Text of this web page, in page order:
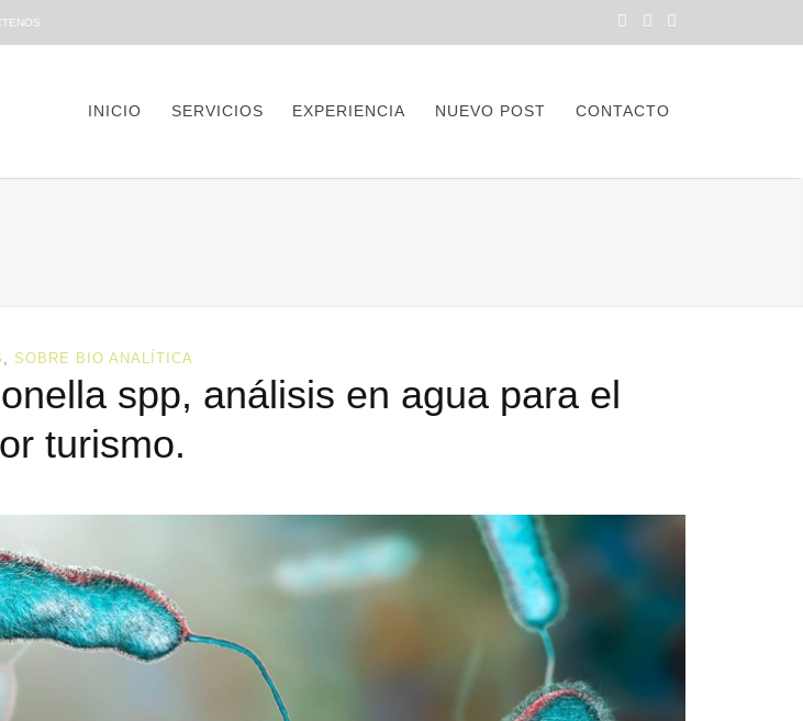
INICIO SERVICIOS EXPERIENCIA NUEVO POST CONTACTO
SOBRE BIO ANALÍTICA
spp, análisis en agua para el
turismo.